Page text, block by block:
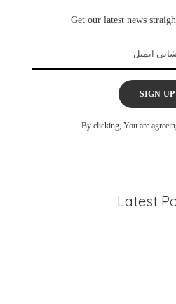
Get our latest news
SIGN UP
By clicking, You are
Latest